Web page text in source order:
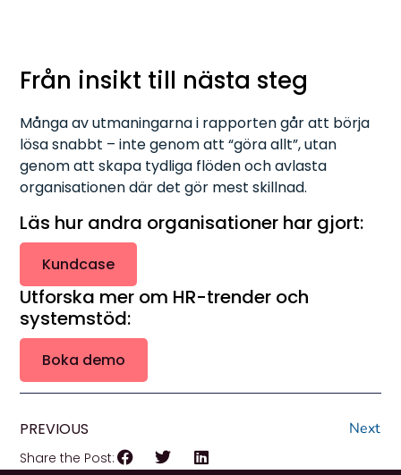
Från insikt till nästa steg
Många av utmaningarna i rapporten går att börja
lösa snabbt – inte genom att “göra allt”, utan
genom att skapa tydliga flöden och avlasta
organisationen där det gör mest skillnad.
Läs hur andra organisationer har gjort:
Kundcase
Utforska mer om HR-trender och
systemstöd:
Boka demo
PREVIOUS Next
Share the Post: